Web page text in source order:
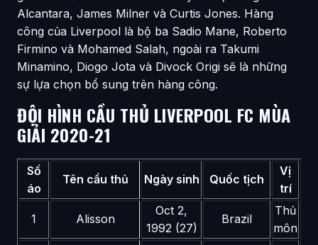
Alcantara, James Milner và Curtis Jones. Hàng
công của Liverpool là bộ ba Sadio Mane, Roberto
Firmino và Mohamed Salah, ngoài ra Takumi
Minamino, Diogo Jota và Divock Origi sẽ là những
sự lựa chọn bổ sung trên hàng công.
ĐỘI HÌNH CẦU THỦ LIVERPOOL FC MÙA
GIẢI 2020-21
Số
áo
Tên cầu thủ Ngày sinh Quốc tịch
Vị
trí
1 Alisson
Oct 2,
1992 (27)
Brazil
Thủ
môn